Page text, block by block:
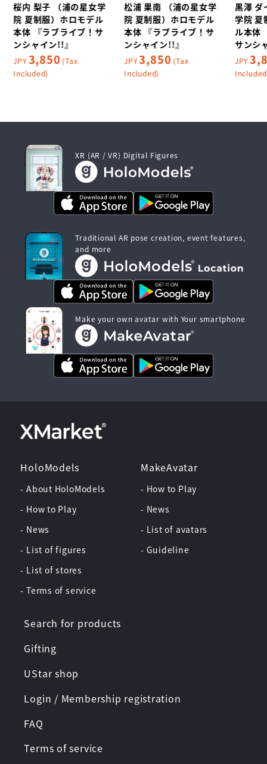
桜内 梨子 （浦の星女学
院 夏制服）ホロモデル
本体 『ラブライブ！サ
ンシャイン!!』
JPY3,850 (Tax
Included)
松浦 果南 （浦の星女学
院 夏制服）ホロモデル
本体 『ラブライブ！サ
ンシャイン!!』
JPY3,850 (Tax
Included)
黒澤 ダ
学院 夏
ル本体
サンシ
JPY
XR (AR / VR) Digital Figures
Traditional AR pose creation, event features,
and more
Make your own avatar with Your smartphone
HoloModels
- About HoloModels
- How to Play
- News
- List of figures
- List of stores
- Terms of service
MakeAvatar
- How to Play
- News
- List of avatars
- Guideline
Search for products
Gifting
UStar shop
Login / Membership registration
FAQ
Terms of service